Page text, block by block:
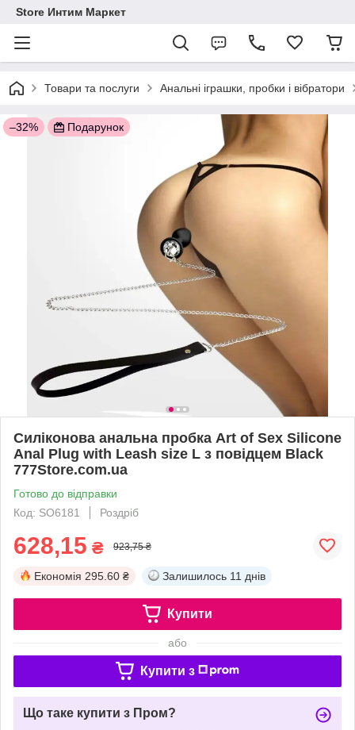
Store Интим Маркет
Товари та послуги Анальні іграшки, пробки і вібратори
–32% Подарунок
Силіконова анальна пробка Art of Sex Silicone
Anal Plug with Leash size L з повідцем Black
777Store.com.ua
Готово до відправки
Код: SO6181
Роздріб
628,15 ₴ 923,75 ₴
Економія 295.60 ₴ Залишилось 11 днів
Купити
або
Купити з
Що таке купити з Пром?